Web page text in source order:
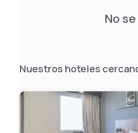
No
Nuestros hoteles